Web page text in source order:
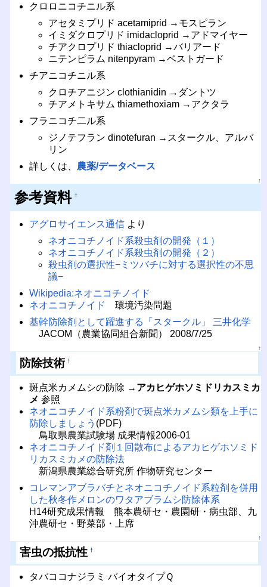
クロロニコチニル系
アセタミプリド acetamiprid →モスピラン
イミダクロプリド imidacloprid →アドマイヤー
チアクロプリド thiacloprid →バリアード
ニテンピラム nitenpyram →ベストガード
チアニコチニル系
クロチアニジン clothianidin →ダントツ
チアメトキサム thiamethoxiam →アクタラ
フラニコチ二ル系
ジノテフラン dinotefuran →スタークル、アルバ
リン
詳しくは、 農薬/データベース
↑
参考資料 †
アグロサイエンス通信より
ネオニコチノイド系殺虫剤の開発（１）
ネオニコチノイド系殺虫剤の開発（２）
殺虫剤の選択性−ミツバチに対する選択性の不思
議−
Wikipedia:ネオニコチノイド
ネオニコチノイド
環境汚染問題
基幹防除剤として躍進する「スタークル」 三井化学
JACOM（農業協同組合新聞） 2008/7/25
↑
防除技術 †
斑点米カメムシの防除 → アカヒゲホソミドリカスミカ
メ 参照
ネオニコチノイド系粉剤で斑点米カメムシ類を上手に
防除しましょう (PDF)
鳥取県農業試験場 成果情報2006-01
ネオニコチノイド剤１回散布によるアカヒゲホソミド
リカスミカメの防除法
新潟県農業総合研究所 作物研究センター
コレマンアブラバチとネオニコチノイド系粒剤を併用
した秋冬作メロンのワタアブラムシ防除体系
H14研究成果情報 熊本農研セ・農園研・病虫部、九
沖農研セ・野菜部・上席
↑
害虫の抵抗性 †
タバココナジラミ バイオタイプＱ